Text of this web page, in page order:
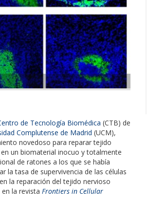
de Tecnología Biomédica (CTB) de
Complutense de Madrid (UCM),
novedoso para reparar tejido
un biomaterial inocuo y totalmente
de ratones a los que se había
la tasa de supervivencia de las células
la reparación del tejido nervioso
la revista Frontiers in Cellular